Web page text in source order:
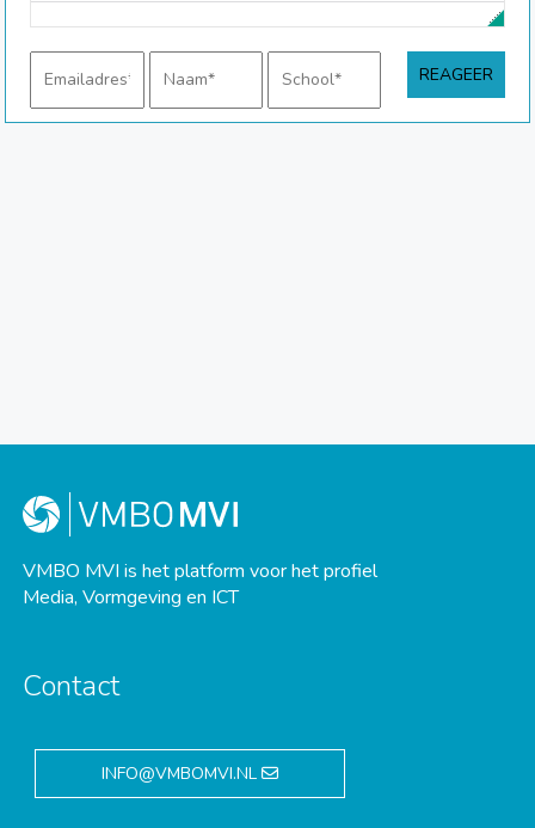
VMBO MVI is het platform voor het profiel
Media, Vormgeving en ICT
Contact
INFO@VMBOMVI.NL